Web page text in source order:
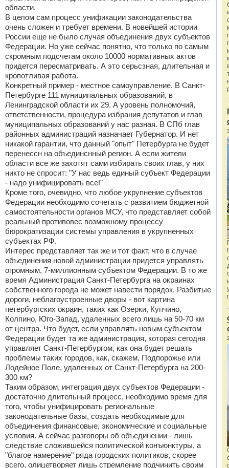
области.
В целом сам процесс унификации законодательства
очень сложен и требует времени. В новейшей истории
России еще не было случая объединения двух субъектов
Федерации. Но уже сейчас понятно, что только по самым
скромным подсчетам около 10000 нормативных актов
придется пересматривать. А это серьсзная, длительная и
кропотливая работа.
Конкретный пример - местное самоуправление. В Санкт-
Петербурге 111 муниципальных образований, в
Ленинградской области их 29. А уровень полномочий,
ответственности, процедура избрания депутатов и глав
муниципальных образований у нас разная. В СПб глав
районных администраций назначает Губернатор. И нет
никакой гарантии, что данный "опыт" Петербурга не будет
перенессн на объединснный регион. А если жители
области все же захотят сами избирать своих глав, у них
никто не спросит: "У нас ведь единый субъект Федерации
- надо унифицировать все!"
Кроме того, очевидно, что любое укрупнение субъектов
Федерации необходимо сочетать с развитием бюджетной
самостоятельности органов МСУ, что представляет собой
реальный противовес возможному процессу
бюрократизации системы управления в укрупненных
субъектах РФ.
Интерес представляет так же и тот факт, что в случае
объединения новой администрации придется управлять
огромным, 7-миллионным субъектом Федерации. В то же
время Администрация Санкт-Петербурга на окраинах
собственного города не может навести порядок. Разбитые
дороги, неблагоустроенные дворы - вот картина
петербургских окраин, таких как Озерки, Купчино,
Колпино, Юго-Запад, удаленных всего лишь на 50-70 км
от центра. Что будет, если управлять новым субъектом
Федерации будет та же администрация, которая сегодня
управляет Санкт-Петербургом, как она будет решать
проблемы таких городов, как, скажем, Подпорожье или
Лодейное Поле, удаленных от Санкт-Петербурга на 200-
300 км?
Таким образом, интеграция двух субъектов Федерации -
достаточно длительный процесс, необходимо время для
того, чтобы унифицировать региональные
законодательные базы, создать необходимые для
объединения финансовые, экономические и социальные
условия. А сейчас разговоры об объединении - лишь
следствие сложившейся политической конъюнктуры, а
"благое намерение" ряда городских политиков, скорее
всего, олицетворяет лишь стремление подчинить своим